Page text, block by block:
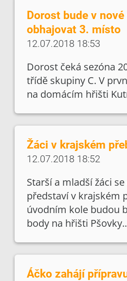
Dorost bude v
obhajovat 3. místo
12.07.2018 18:53
Dorost čeká sezóna
třídě skupiny C. V
na domácím hřišti
Žáci v krajském
12.07.2018 18:52
Starší a mladší žáci
představí v krajském
úvodním kole budou
body na hřišti
Áčko zahájí